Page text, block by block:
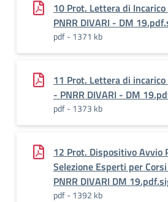
10 Prot. Lettera di Incarico
PNRR DIVARI - DM
pdf - 1371 kb
11 Prot. Lettera di incarico
- PNRR DIVARI - DM
pdf - 1373 kb
12 Prot. Dispositivo Avvio
Selezione Esperti per
PNRR DIVARI DM
pdf - 1392 kb